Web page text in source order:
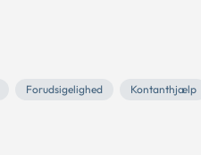
Forudsigelighed Kontanthjælp